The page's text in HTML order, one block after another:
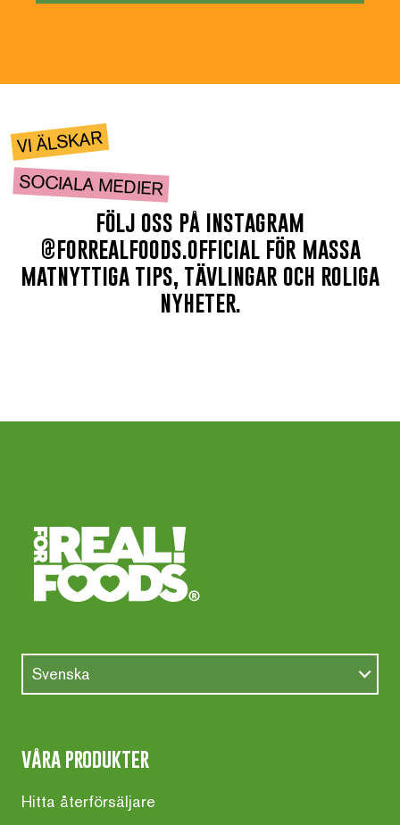
VI ÄLSKAR
SOCIALA MEDIER
följ oss på instagram
@forrealfoods.official för massa
matnyttiga tips, tävlingar och roliga
nyheter.
Svenska
våra produkter
Hitta återförsäljare